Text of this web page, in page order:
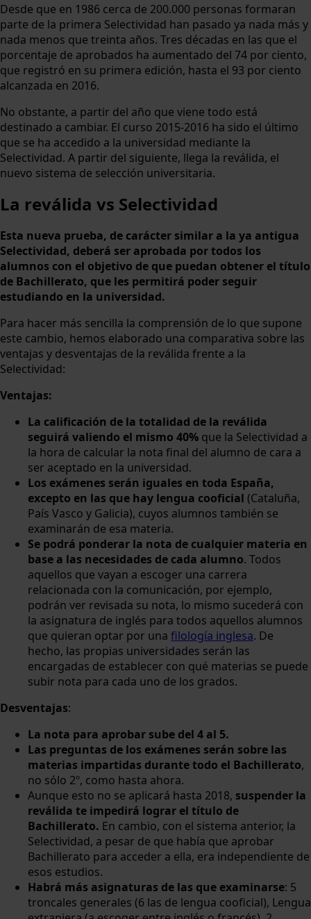
Desde que en 1986 cerca de 200.000 personas formaran
parte de la primera Selectividad han pasado ya nada más y
nada menos que treinta años. Tres décadas en las que el
porcentaje de aprobados ha aumentado del 74 por ciento,
que registró en su primera edición, hasta el 93 por ciento
alcanzada en 2016.
No obstante, a partir del año que viene todo está
destinado a cambiar. El curso 2015-2016 ha sido el último
que se ha accedido a la universidad mediante la
Selectividad. A partir del siguiente, llega la reválida, el
nuevo sistema de selección universitaria.
La reválida vs Selectividad
Esta nueva prueba, de carácter similar a la ya antigua
Selectividad, deberá ser aprobada por todos los
alumnos con el objetivo de que puedan obtener el título
de Bachillerato, que les permitirá poder seguir
estudiando en la universidad.
Para hacer más sencilla la comprensión de lo que supone
este cambio, hemos elaborado una comparativa sobre las
ventajas y desventajas de la reválida frente a la
Selectividad:
Ventajas:
La calificación de la totalidad de la reválida
seguirá valiendo el mismo 40% que la Selectividad a
la hora de calcular la nota final del alumno de cara a
ser aceptado en la universidad.
Los exámenes serán iguales en toda España,
excepto en las que hay lengua cooficial (Cataluña,
País Vasco y Galicia), cuyos alumnos también se
examinarán de esa materia.
Se podrá ponderar la nota de cualquier materia en
base a las necesidades de cada alumno. Todos
aquellos que vayan a escoger una carrera
relacionada con la comunicación, por ejemplo,
podrán ver revisada su nota, lo mismo sucederá con
la asignatura de inglés para todos aquellos alumnos
que quieran optar por una filología inglesa. De
hecho, las propias universidades serán las
encargadas de establecer con qué materias se puede
subir nota para cada uno de los grados.
Desventajas:
La nota para aprobar sube del 4 al 5.
Las preguntas de los exámenes serán sobre las
materias impartidas durante todo el Bachillerato,
no sólo 2º, como hasta ahora.
Aunque esto no se aplicará hasta 2018, suspender la
reválida te impedirá lograr el título de
Bachillerato. En cambio, con el sistema anterior, la
Selectividad, a pesar de que había que aprobar
Bachillerato para acceder a ella, era independiente de
esos estudios.
Habrá más asignaturas de las que examinarse: 5
troncales generales (6 las de lengua cooficial), Lengua